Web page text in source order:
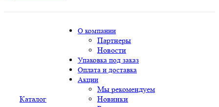
Каталог
О компании
Партнеры
Новости
Упаковка под заказ
Оплата и доставка
Акции
Мы рекомендуем
Новинки